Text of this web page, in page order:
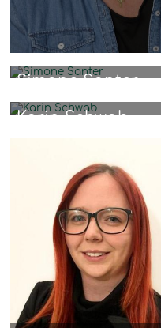
Simone Santer
Karin Schwab